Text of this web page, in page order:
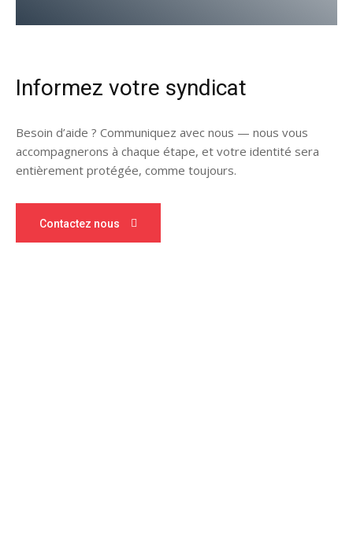
Informez votre syndicat
Besoin d’aide ? Communiquez avec nous — nous vous
accompagnerons à chaque étape, et votre identité sera
entièrement protégée, comme toujours.
Contactez nous